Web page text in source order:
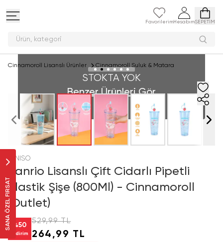
Favorilerim HesabımSEPETİM
Ürün, kat
SANA ÖZEL FIRSAT
Cinnamoroll Lisanslı Ürünler Cinnamoroll Suluk & Matara
STOKTA YOK
Benzer Ürünleri Gör
MINISO
Sanrio Lisanslı Çift Cidarlı Pipetli
Plastik Şişe (800Ml) - Cinnamoroll
(Outlet)
%50
İndirim
529,99 TL
264,99 TL